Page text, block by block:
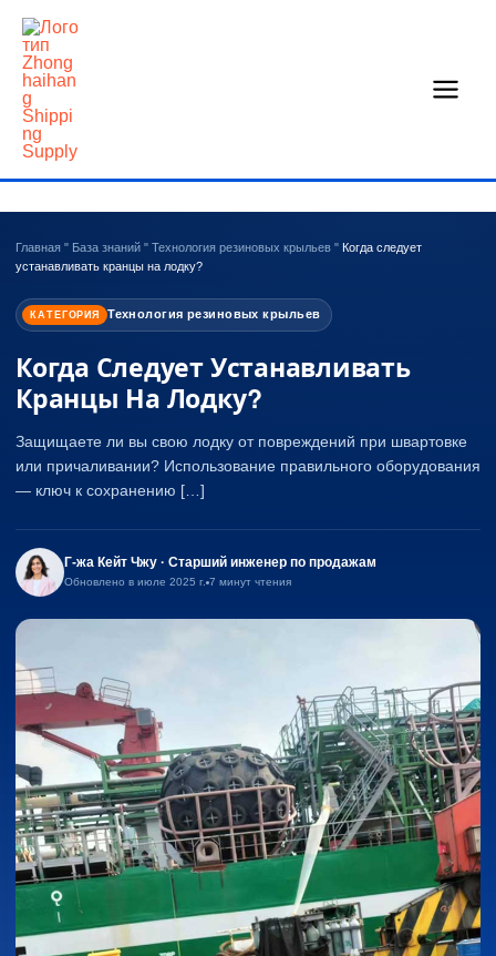
Перейти
содержанию
Главная " База знаний " Технология резиновых крыльев " Когда следует
устанавливать кранцы на лодку?
КАТЕГОРИЯ Технология резиновых крыльев
Когда Следует Устанавливать
Кранцы На Лодку?
Защищаете ли вы свою лодку от повреждений при швартовке
или причаливании? Использование правильного оборудования
— ключ к сохранению […]
Г-жа Кейт Чжу · Старший инженер по продажам
Обновлено в июле 2025 г. 7 минут чтения